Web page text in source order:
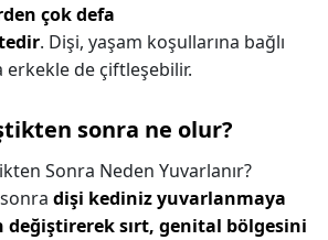
çok defa
. Dişi, yaşam koşullarına bağlı
de çiftleşebilir.
sonra ne olur?
Sonra Neden Yuvarlanır?
dişi kediniz yuvarlanmaya
değiştirerek sırt, genital bölgesini